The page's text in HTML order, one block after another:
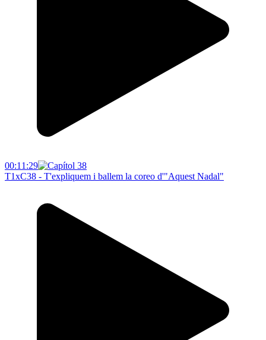
00:11:29
T1xC38 - T'expliquem i ballem la coreo d'"Aquest Nadal"